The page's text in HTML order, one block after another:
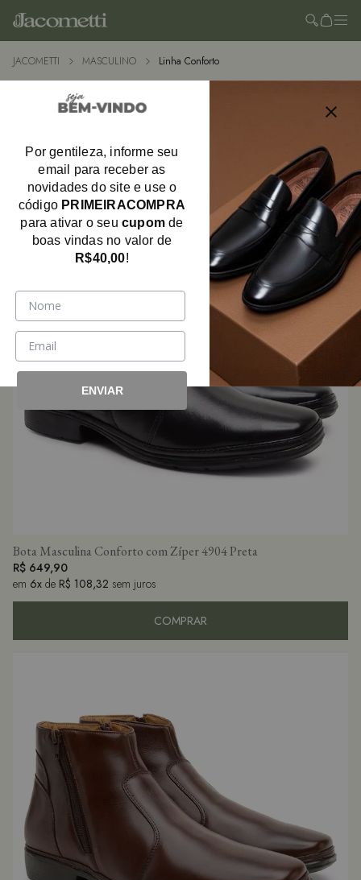
JACOMETTI MASCULINO Linha Conforto
Bota Masculina Conforto com Zíper 4904 Preta
R$ 649,90
em 6x de R$ 108,32 sem juros
COMPRAR
Por gentileza, informe seu
email para receber as
novidades do site e use o
código PRIMEIRACOMPRA
para ativar o seu cupomde
boas vindas no valor de
R$40,00!
ENVIAR